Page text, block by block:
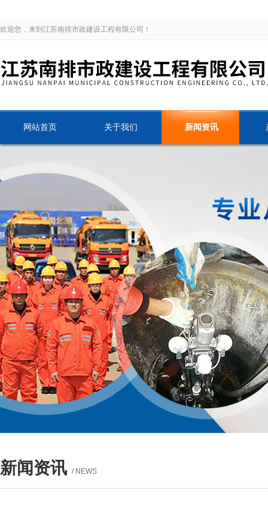
欢迎您，来到江苏南排市政建设工程有限公司！
网站首页 关于我们 新闻资讯
新闻资讯 / NEWS